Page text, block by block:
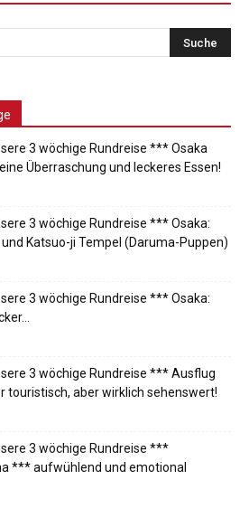
3 wöchige Rundreise *** Osaka
Überraschung und leckeres Essen!
3 wöchige Rundreise *** Osaka:
Katsuo-ji Tempel (Daruma-Puppen)
3 wöchige Rundreise *** Osaka:
3 wöchige Rundreise *** Ausflug
touristisch, aber wirklich sehenswert!
3 wöchige Rundreise ***
*** aufwühlend und emotional